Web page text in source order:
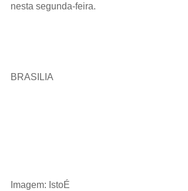
nesta segunda-feira.
BRASILIA
Imagem: IstoÉ